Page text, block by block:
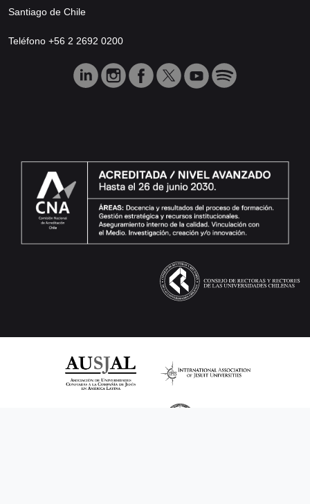
Santiago de Chile
Teléfono +56 2 2692 0200